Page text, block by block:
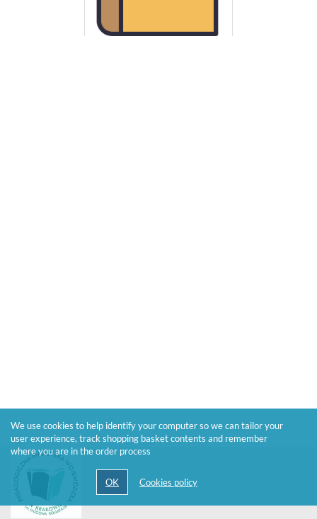
We use cookies to help identify your computer so we can tailor your
user experience, track shopping basket contents and remember
where you are in the order process